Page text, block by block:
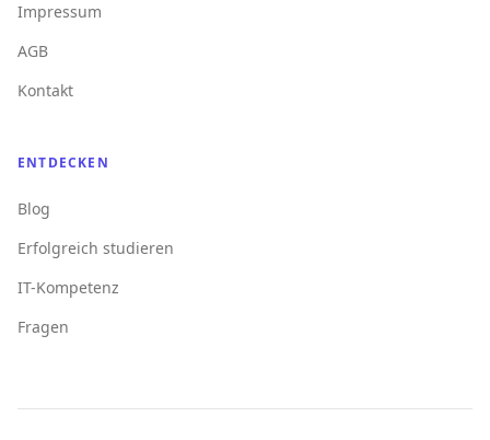
Impressum
AGB
Kontakt
ENTDECKEN
Blog
Erfolgreich studieren
IT-Kompetenz
Fragen